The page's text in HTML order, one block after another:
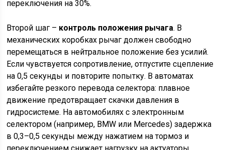
переключения на 30%.
Второй шаг – контроль положения рычага. В
механических коробках рычаг должен свободно
перемещаться в нейтральное положение без усилий.
Если чувствуется сопротивление, отпустите сцепление
на 0,5 секунды и повторите попытку. В автоматах
избегайте резкого перевода селектора: плавное
движение предотвращает скачки давления в
гидросистеме. На автомобилях с электронным
селектором (например, BMW или Mercedes) задержка
в 0,3–0,5 секунды между нажатием на тормоз и
переключением снижает нагрузку на актуаторы.